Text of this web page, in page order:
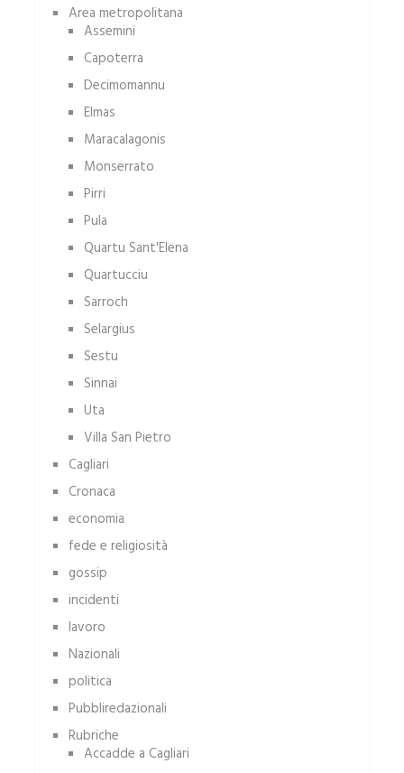
Area metropolitana
Assemini
Capoterra
Decimomannu
Elmas
Maracalagonis
Monserrato
Pirri
Pula
Quartu Sant'Elena
Quartucciu
Sarroch
Selargius
Sestu
Sinnai
Uta
Villa San Pietro
Cagliari
Cronaca
economia
fede e religiosità
gossip
incidenti
lavoro
Nazionali
politica
Pubbliredazionali
Rubriche
Accadde a Cagliari